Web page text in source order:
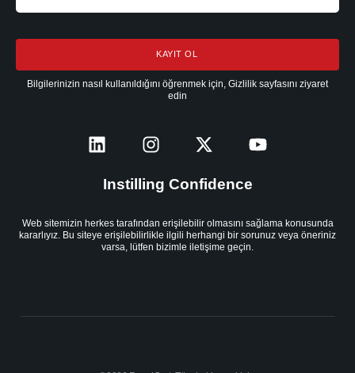
KAYIT OL
Bilgilerinizin nasıl kullanıldığını öğrenmek için, Gizlilik sayfasını ziyaret
edin
Instilling Confidence
Web sitemizin herkes tarafından erişilebilir olmasını sağlama konusunda
kararlıyız. Bu siteye erişilebilirlikle ilgili herhangi bir sorunuz veya öneriniz
varsa, lütfen bizimle iletişime geçin.